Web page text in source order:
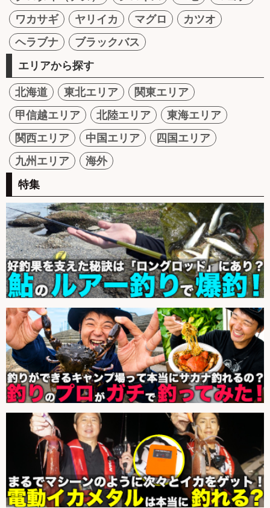
ワカサギ
ヤリイカ マグロ
カツオ
ヘラブナ
ブラックバス
エリアから探す
北海道 東北エリア
関東エリア
甲信越エリア
北陸エリア
東海エリア
関西エリア
中国エリア
四国エリア
九州エリア
海外
特集